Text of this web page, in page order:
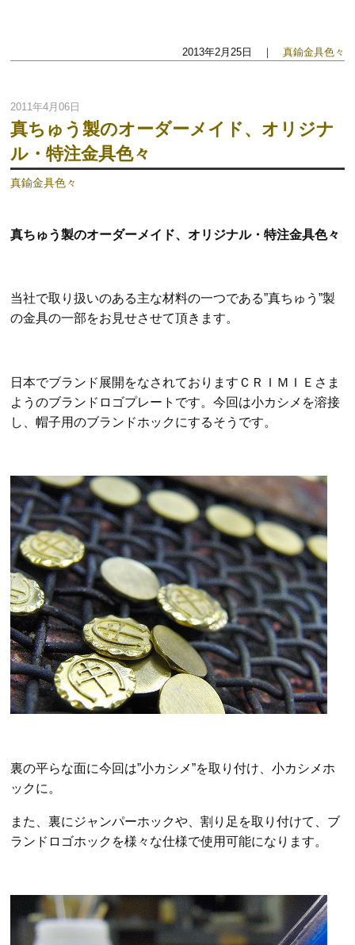
2013年2月25日 ｜ 真鍮金具色々
2011年4月06日
真ちゅう製のオーダーメイド、オリジナ
ル・特注金具色々
真鍮金具色々
真ちゅう製のオーダーメイド、オリジナル・特注金具色々
当社で取り扱いのある主な材料の一つである”真ちゅう”製
の金具の一部をお見せさせて頂きます。
日本でブランド展開をなされておりますＣＲＩＭＩＥさま
ようのブランドロゴプレートです。今回は小カシメを溶接
し、帽子用のブランドホックにするそうです。
裏の平らな面に今回は”小カシメ”を取り付け、小カシメホ
ックに。
また、裏にジャンパーホックや、割り足を取り付けて、ブ
ランドロゴホックを様々な仕様で使用可能になります。